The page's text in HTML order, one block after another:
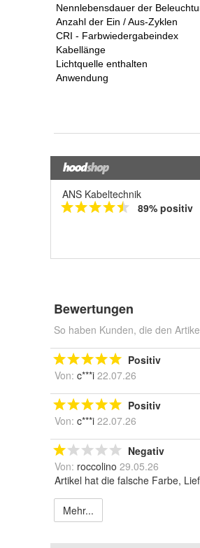
ANS Kabeltechnik
89% positiv
Bewertungen
So haben Kunden, die den
Positiv
Von: c***i 22.07.26
Positiv
Von: c***i 22.07.26
Negativ
Von: roccolino 29.05.26
Artikel hat die falsche Farbe,
Mehr...